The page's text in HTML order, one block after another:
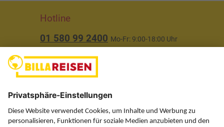
Hotline
01 580 99 2400 Mo-Fr: 9:00-18:00 Uhr
Über uns
Service
Information